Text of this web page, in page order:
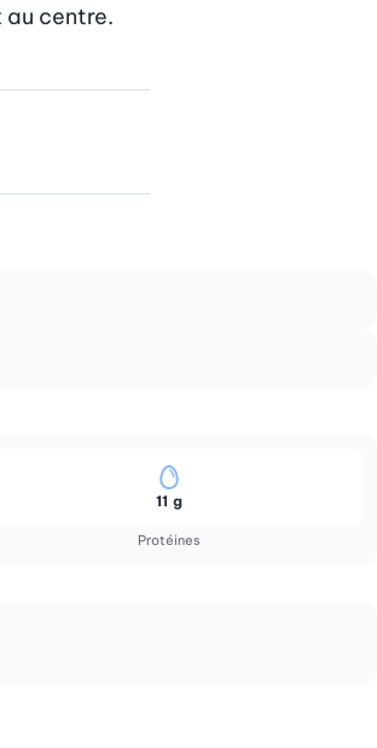
au centre.
Protéines
11 g